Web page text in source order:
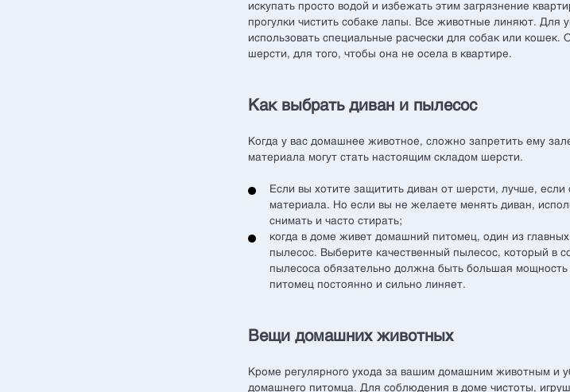
искупать просто водой и избежать этим загрязнение
прогулки чистить собаке лапы. Все животные линяют. Для
использовать специальные расчески для собак или
шерсти, для того, чтобы она не осела в квартире.
Как выбрать диван и пылесос
Когда у вас домашнее животное, сложно запретить ему
материала могут стать настоящим складом шерсти.
Если вы хотите защитить диван от шерсти, лучше, если
материала. Но если вы не желаете менять диван,
снимать и часто стирать;
когда в доме живет домашний питомец, один из
пылесос. Выберите качественный пылесос, который в
пылесоса обязательно должна быть большая
питомец постоянно и сильно линяет.
Вещи домашних животных
Кроме регулярного ухода за вашим домашним животным и
домашнего питомца. Для соблюдения в доме чистоты,